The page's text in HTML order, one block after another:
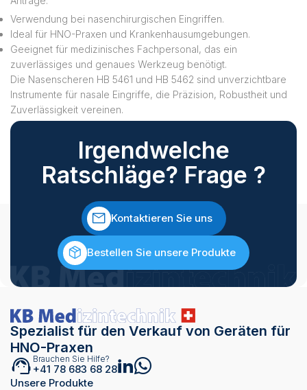
Verwendung bei nasenchirurgischen Eingriffen.
Ideal für HNO-Praxen und Krankenhausumgebungen.
Geeignet für medizinisches Fachpersonal, das ein
zuverlässiges und genaues Werkzeug benötigt.
Die Nasenscheren HB 5461 und HB 5462 sind unverzichtbare
Instrumente für nasale Eingriffe, die Präzision, Robustheit und
Zuverlässigkeit vereinen.
Irgendwelche
Ratschläge? Frage ?
Kontaktieren Sie uns
Bestellen Sie unsere Produkte
Spezialist für den Verkauf von Geräten für
HNO-Praxen
Brauchen Sie Hilfe?
+41 78 683 68 28
Unsere Produkte